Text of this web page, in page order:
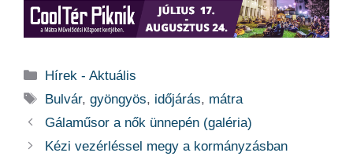
Kategória
Hírek - Aktuális
Címkék
Bulvár,gyöngyös, időjárás, mátra
Gálaműsor a nők ünnepén (galéria)
Kézi vezérléssel megy a kormányzásban